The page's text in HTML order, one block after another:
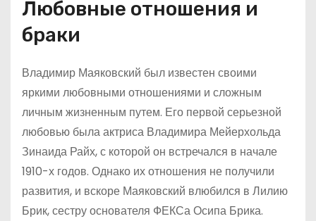
Любовные отношения и
браки
Владимир Маяковский был известен своими
яркими любовными отношениями и сложным
личным жизненным путем. Его первой серьезной
любовью была актриса Владимира Мейерхольда
Зинаида Райх, с которой он встречался в начале
1910-х годов. Однако их отношения не получили
развития, и вскоре Маяковский влюбился в Лилию
Брик, сестру основателя ФЕКСа Осипа Брика.